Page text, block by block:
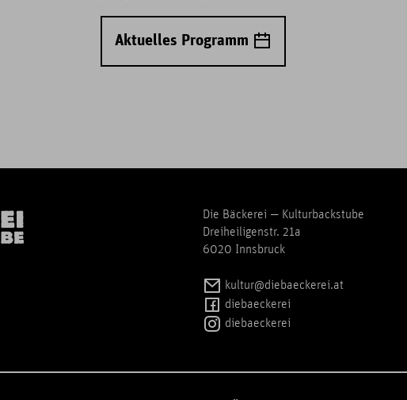
Aktuelles Programm
Die Bäckerei — Kulturbackstube
Dreiheiligenstr. 21a
6020 Innsbruck
kultur@diebaeckerei.at
diebaeckerei
diebaeckerei